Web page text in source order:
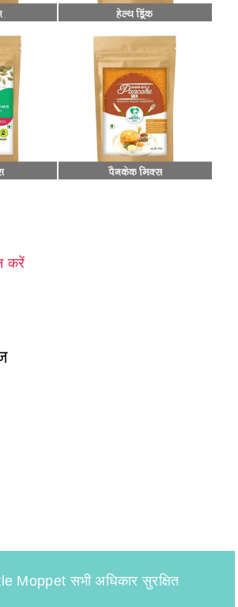
करें
Moppet सभी अधिकार सुरक्षित